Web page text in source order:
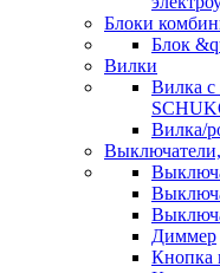
Блоки
Блок
Вилки
Вилка с
Вилка/
Диммер
Кнопка